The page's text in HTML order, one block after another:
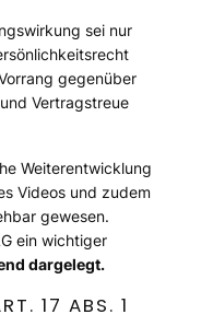
sei nur
gegenüber
Vertragstreue
Weiterentwicklung
Videos und zudem
gewesen.
ein wichtiger
dargelegt.
17 ABS. 1